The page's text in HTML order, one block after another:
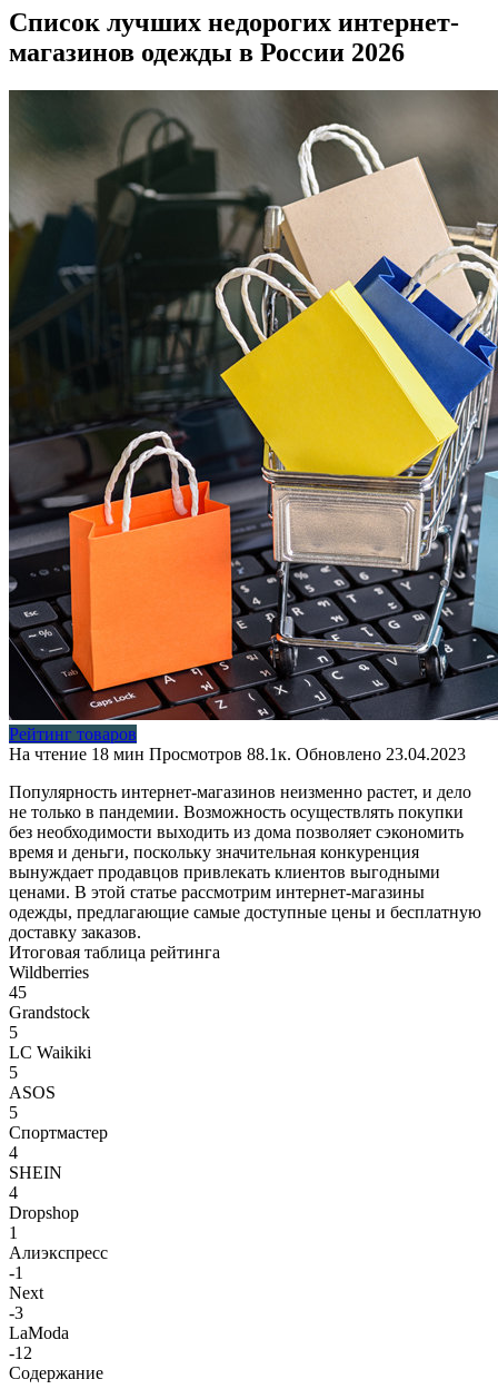
Список лучших недорогих интернет-
магазинов одежды в России 2026
Рейтинг товаров
На чтение 18 мин Просмотров 88.1к. Обновлено 23.04.2023
Популярность интернет-магазинов неизменно растет, и дело
не только в пандемии. Возможность осуществлять покупки
без необходимости выходить из дома позволяет сэкономить
время и деньги, поскольку значительная конкуренция
вынуждает продавцов привлекать клиентов выгодными
ценами. В этой статье рассмотрим интернет-магазины
одежды, предлагающие самые доступные цены и бесплатную
доставку заказов.
Итоговая таблица рейтинга
Wildberries
45
Grandstock
5
LC Waikiki
5
ASOS
5
Спортмастер
4
SHEIN
4
Dropshop
1
Алиэкспресс
-1
Next
-3
LaModa
-12
Содержание